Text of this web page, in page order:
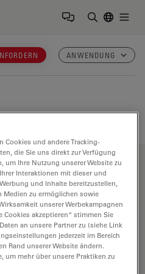
ANWENDUNG
Leica Microsystems erfüllt
der Wissenschaft mit
und technischem Know-
Cookies und andere Tracking-
die Sie uns direkt zur Verfügung
um Ihre Nutzung unserer Website zu
Interaktionen mit dieser und
und Inhalte bereitzustellen,
Medien zu ermöglichen sowie
unserer Werbekampagnen
Cookies akzeptieren“ stimmen Sie
an unsere Partner zu (siehe Link
jederzeit im Bereich
Rand unserer Website ändern.
um mehr über unsere Praktiken zu